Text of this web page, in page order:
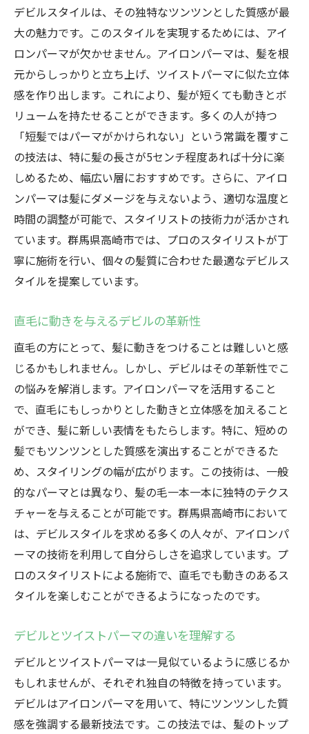
の技術
革新技法としてのアイロンパーマによるデ
ビル
デビルスタイルの持続力を高める方法
アイロンパーマがもたらすデビルの新次元
デビルスタイルの奥深さを探る
最新技術を駆使したデビルスタイルの秘密
直毛に動きを！アイロンパーマで実現するデビ
ルの魅力
直毛だからこそのデビルスタイルの楽しみ
方
デビルで直毛に新たな表情を与える
り方
直毛の悩みを解決するデビルスタイル
直毛へのデビルスタイルのアプローチ法
デビルの特色とアイロンパーマの技術が生む新
しいスタイル
デビルスタイルのユニークさを引き出す技
術
アイロンパーマがもたらすデビルの独自性
新しいスタイルのトレンドを先取り
デビルの多彩な表現方法
アイロンパーマ技術を駆使したデビルの進
化
アイロンパーマで変わるヘアスタイルデビルの
可能性
デビルスタイルの未来を考える
アイロンパーマが開く新しいスタイルの扉
デビルスタイルの可能性を広げる方法
デビルスタイルは、その独特なツンツンとした質感が最
大の魅力です。このスタイルを実現するためには、アイ
ロンパーマが欠かせません。アイロンパーマは、髪を根
元からしっかりと立ち上げ、ツイストパーマに似た立体
感を作り出します。これにより、髪が短くても動きとボ
リュームを持たせることができます。多くの人が持つ
「短髪ではパーマがかけられない」という常識を覆すこ
の技法は、特に髪の長さが5センチ程度あれば十分に楽
しめるため、幅広い層におすすめです。さらに、アイロ
ンパーマは髪にダメージを与えないよう、適切な温度と
時間の調整が可能で、スタイリストの技術力が活かされ
ています。群馬県高崎市では、プロのスタイリストが丁
寧に施術を行い、個々の髪質に合わせた最適なデビルス
タイルを提案しています。
直毛に動きを与えるデビルの革新性
直毛の方にとって、髪に動きをつけることは難しいと感
じるかもしれません。しかし、デビルはその革新性でこ
の悩みを解消します。アイロンパーマを活用すること
で、直毛にもしっかりとした動きと立体感を加えること
ができ、髪に新しい表情をもたらします。特に、短めの
髪でもツンツンとした質感を演出することができるた
め、スタイリングの幅が広がります。この技術は、一般
的なパーマとは異なり、髪の毛一本一本に独特のテクス
チャーを与えることが可能です。群馬県高崎市において
は、デビルスタイルを求める多くの人々が、アイロンパ
ーマの技術を利用して自分らしさを追求しています。プ
ロのスタイリストによる施術で、直毛でも動きのあるス
タイルを楽しむことができるようになったのです。
デビルとツイストパーマの違いを理解する
デビルとツイストパーマは一見似ているように感じるか
もしれませんが、それぞれ独自の特徴を持っています。
デビルはアイロンパーマを用いて、特にツンツンした質
感を強調する最新技法です。この技法では、髪のトップ